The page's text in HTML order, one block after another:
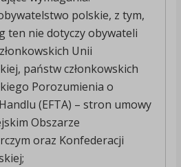
polskie, z tym,
ten nie dotyczy obywateli
Unii
państw członkowskich
Porozumienia o
(EFTA) – stron umowy
Obszarze
oraz Konfederacji